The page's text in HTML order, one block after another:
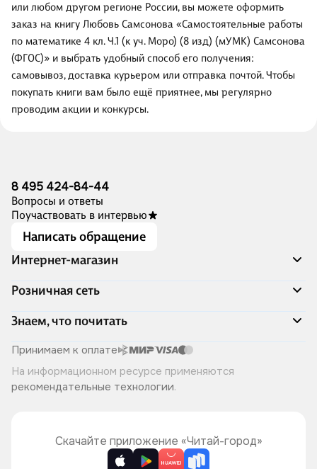
или любом другом регионе России, вы можете оформить
заказ на книгу Любовь Самсонова «Самостоятельные работы
по математике 4 кл. Ч.1 (к уч. Моро) (8 изд) (мУМК) Самсонова
(ФГОС)» и выбрать удобный способ его получения:
самовывоз, доставка курьером или отправка почтой. Чтобы
покупать книги вам было ещё приятнее, мы регулярно
проводим акции и конкурсы.
8 495 424-84-44
Вопросы и ответы
Поучаствовать в интервью
Написать обращение
Интернет-магазин
Акции
Доставка и оплата
Программа лояльности
Подарочные сертификаты
Правила продажи
Политика конфиденциальности
Розничная сеть
Адреса магазинов
Книжный Дозор
О компании
Читай-город для бизнеса
Хотите у нас работать?
Знаем, что почитать
Скоро в продаже
Лучшие из лучших
Читай-журнал
Принимаем к оплате
На информационном ресурсе применяются
рекомендательные технологии.
Скачайте приложение «Читай-город»